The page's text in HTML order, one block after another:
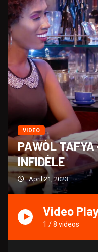
VIDEO
PAWÒL TAFYA
INFIDÈLE
April 21, 2023
Video
1 /8 videos